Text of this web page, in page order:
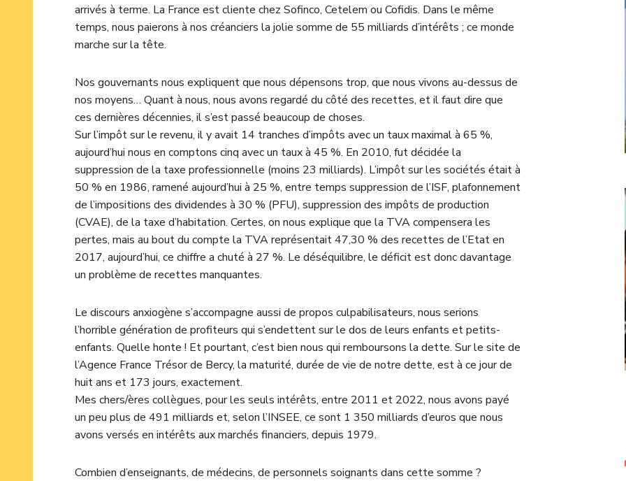
arrivés à terme. La France est cliente chez Sofinco, Cetelem ou Cofidis. Dans le même
temps, nous paierons à nos créanciers la jolie somme de 55 milliards d’intérêts ; ce monde
marche sur la tête.
Nos gouvernants nous expliquent que nous dépensons trop, que nous vivons au-dessus de
nos moyens… Quant à nous, nous avons regardé du côté des recettes, et il faut dire que
ces dernières décennies, il s’est passé beaucoup de choses.
Sur l’impôt sur le revenu, il y avait 14 tranches d’impôts avec un taux maximal à 65 %,
aujourd’hui nous en comptons cinq avec un taux à 45 %. En 2010, fut décidée la
suppression de la taxe professionnelle (moins 23 milliards). L’impôt sur les sociétés était à
50 % en 1986, ramené aujourd’hui à 25 %, entre temps suppression de l’ISF, plafonnement
de l’impositions des dividendes à 30 % (PFU), suppression des impôts de production
(CVAE), de la taxe d’habitation. Certes, on nous explique que la TVA compensera les
pertes, mais au bout du compte la TVA représentait 47,30 % des recettes de l’Etat en
2017, aujourd’hui, ce chiffre a chuté à 27 %. Le déséquilibre, le déficit est donc davantage
un problème de recettes manquantes.
Le discours anxiogène s’accompagne aussi de propos culpabilisateurs, nous serions
l’horrible génération de profiteurs qui s’endettent sur le dos de leurs enfants et petits-
enfants. Quelle honte ! Et pourtant, c’est bien nous qui remboursons la dette. Sur le site de
l’Agence France Trésor de Bercy, la maturité, durée de vie de notre dette, est à ce jour de
huit ans et 173 jours, exactement.
Mes chers/ères collègues, pour les seuls intérêts, entre 2011 et 2022, nous avons payé
un peu plus de 491 milliards et, selon l’INSEE, ce sont 1 350 milliards d’euros que nous
avons versés en intérêts aux marchés financiers, depuis 1979.
Combien d’enseignants, de médecins, de personnels soignants dans cette somme ?